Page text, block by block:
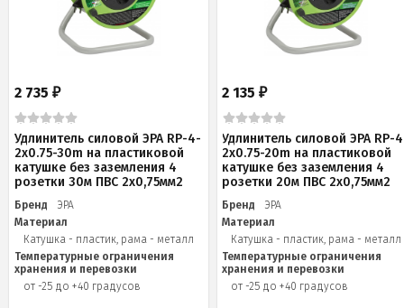
2 735 ₽
Удлинитель силовой ЭРА RP-4-
2x0.75-30m на пластиковой
катушке без заземления 4
розетки 30м ПВС 2х0,75мм2
Бренд
ЭРА
Материал
Катушка - пластик, рама - металл
Температурные ограничения
хранения и перевозки
от -25 до +40 градусов
2 135₽
Удлинитель силовой ЭРА RP-
2x0.75-20m на пластиковой
катушке без заземления 4
розетки 20м ПВС 2х0,75мм2
Бренд
ЭРА
Материал
Катушка - пластик, рама - металл
Температурные ограничения
хранения и перевозки
от -25 до +40 градусов